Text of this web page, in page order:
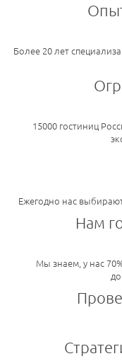
Более 20 лет
15000 гостиниц
Ежегодно нас
Нам
Мы знаем, у нас